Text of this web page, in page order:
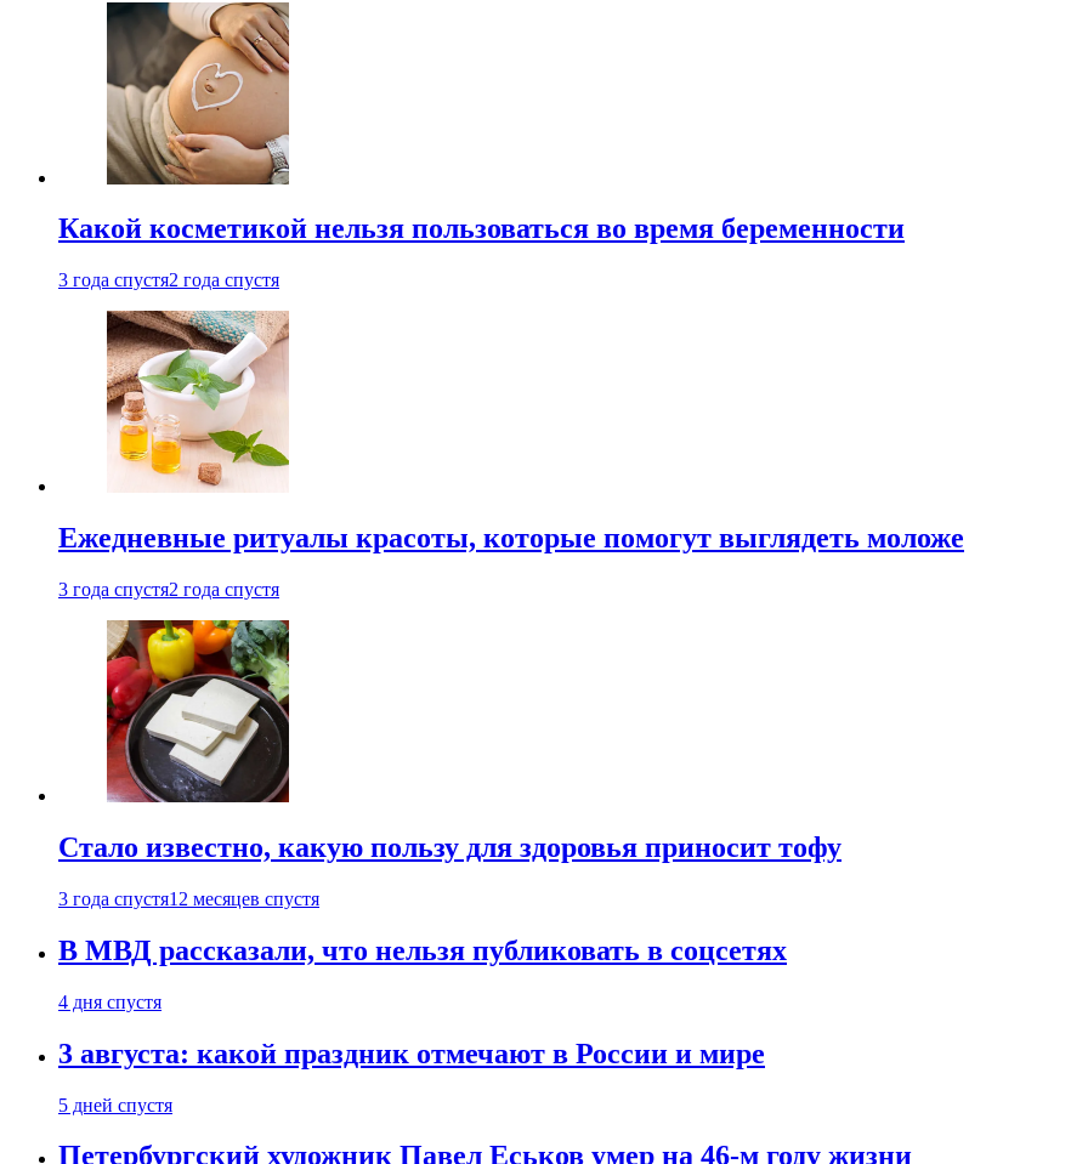
Какой косметикой нельзя пользоваться во время беременности
3 года спустя2 года спустя
Ежедневные ритуалы красоты, которые помогут выглядеть моложе
3 года спустя2 года спустя
Стало известно, какую пользу для здоровья приносит тофу
3 года спустя12 месяцев спустя
В МВД рассказали, что нельзя публиковать в соцсетях
4 дня спустя
3 августа: какой праздник отмечают в России и мире
5 дней спустя
Петербургский художник Павел Еськов умер на 46-м году жизни